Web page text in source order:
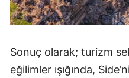
Sonuç olarak; turizm
eğilimler ışığında,